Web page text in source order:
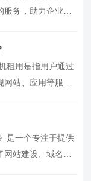
务，助力企业和
租用是指用户通过
站、应用等服务
是一个专注于提供
站建设、域名注